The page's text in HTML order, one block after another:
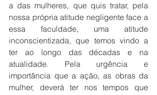
a das mulheres, que quis tratar, pela
nossa própria atitude negligente face a
essa faculdade, uma atitude
inconscientizada, que temos vindo a
ter ao longo das décadas e na
atualidade. Pela urgência e
importância que a ação, as obras da
mulher, deverá ter nos tempos que